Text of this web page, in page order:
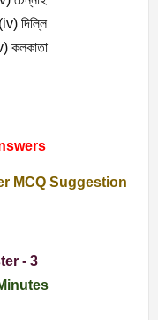
iv) দিল্লি
কলকাতা
MCQ Suggestion
- 3